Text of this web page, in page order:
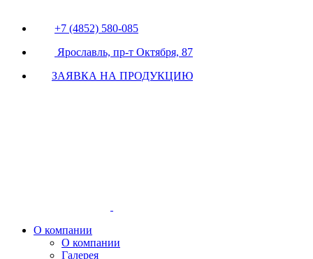
+7 (4852) 580-085
Ярославль, пр-т Октября, 87
ЗАЯВКА НА ПРОДУКЦИЮ
О компании
О компании
Галерея